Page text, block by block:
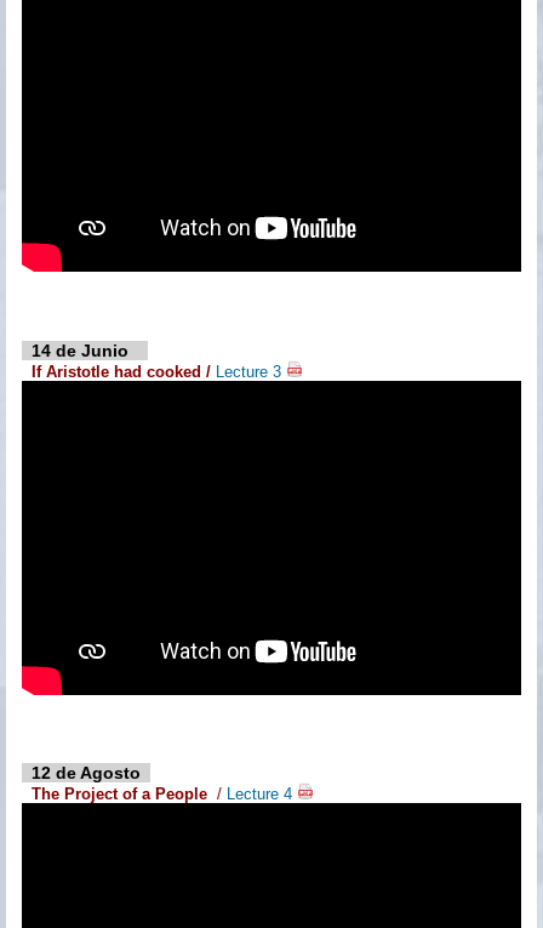
14 de Junio
If Aristotle had cooked / Lecture 3
12 de Agosto
The Project of a People / Lecture 4